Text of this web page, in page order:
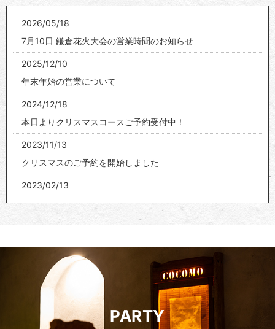
2026/05/18
7月10日 鎌倉花火大会の営業時間のお知らせ
2025/12/10
年末年始の営業について
2024/12/18
本日よりクリスマスコースご予約受付中！
2023/11/13
クリスマスのご予約を開始しました
2023/02/13
冬期休業のお知らせ
2022/12/08
2022/12/08
2022年、年内の営業日のお知らせ。
2021/06/17
Ocean Harvest Cocomoのホームページを新しくオープン
PARTY